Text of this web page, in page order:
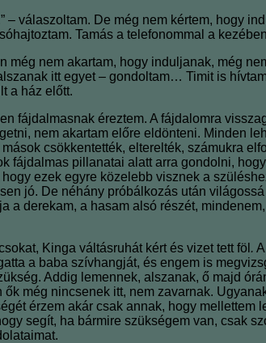
– válaszoltam. De még nem kértem, hogy
Tamás a telefonommal a
nem akartam, hogy induljanak, még
itt egyet – gondoltam… Timit is
a ház előtt.
fájdalmasnak éreztem. A fájdalomra
nem akartam előre eldönteni. Minden
csökkentették, elterelték, számukra
fájdalmas pillanatai alatt arra gondolni,
ezek egyre közelebb visznek a
jó. De néhány próbálkozás után
derekam, a hasam alsó részét,
Kinga váltásruhát kért és vizet tett föl .
a baba szívhangját, és engem is
Addig lemennek, alszanak, ő majd
még nincsenek itt, nem zavarnak.
érzem akár csak annak, hogy
segít, ha bármire szükségem van, csak